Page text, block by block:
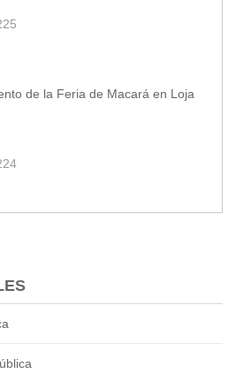
de la Feria de Macará en Loja